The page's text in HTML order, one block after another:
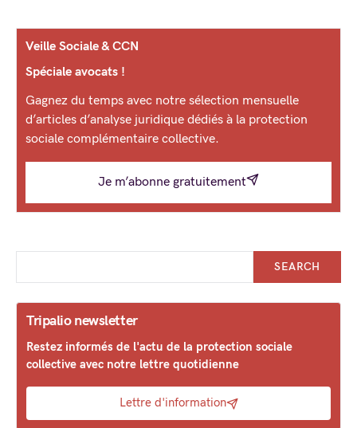
Veille Sociale & CCN
Spéciale avocats !
Gagnez du temps avec notre sélection mensuelle
d’articles d’analyse juridique dédiés à la protection
sociale complémentaire collective.
Je m’abonne gratuitement
SEARCH
Tripalio newsletter
Restez informés de l'actu de la protection sociale
collective avec notre lettre quotidienne
Lettre d'information